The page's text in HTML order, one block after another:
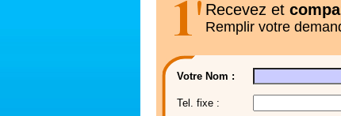
Recevez et
Remplir votre
Votre Nom :
Tel. fixe :